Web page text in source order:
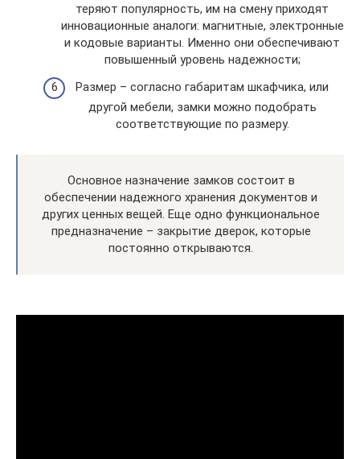
теряют популярность, им на смену приходят
инновационные аналоги: магнитные, электронные
и кодовые варианты. Именно они обеспечивают
повышенный уровень надежности;
Размер – согласно габаритам шкафчика, или
другой мебели, замки можно подобрать
соответствующие по размеру.
Основное назначение замков состоит в
обеспечении надежного хранения документов и
других ценных вещей. Еще одно функциональное
предназначение – закрытие дверок, которые
постоянно открываются.